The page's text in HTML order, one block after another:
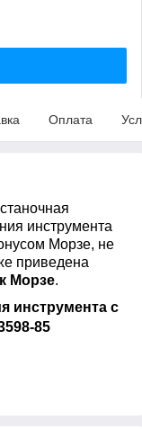
Оплата
инструмента
Морзе, не
приведена
Морзе.
инструмента с
85